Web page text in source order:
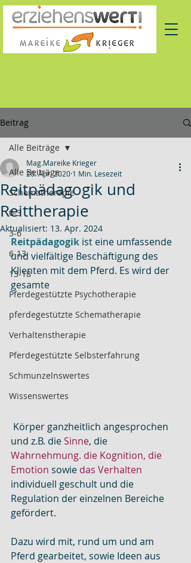
Beitrag
Alle Beiträge
Schematherapie
0-3
3-6
6-13
13-18
Pferdegestützte Psychotherapie
pferdegestützte Schematherapie
Verhaltenstherapie
Pferdegestützte Selbsterfahrung
Schmunzelnswertes
Wissenswertes
Alle Beiträge
Reitpädagogik und
Reittherapie
Mag.Mareike Krieger
20. Apr. 2020 1 Min. Lesezeit
Aktualisiert: 13. Apr. 2024
Reitpädagogik ist eine umfassende
und vielfältige Beschäftigung des
Klienten mit dem Pferd. Es wird der
gesamte
und z.B. die Sinne, die
Wahrnehmung. die Kognition, die
Emotion sowie das Verhalten
individuell geschult und die
Regulation der einzelnen Bereiche
gefördert.
Dazu wird mit, rund um und am
Pferd gearbeitet, sowie Ideen aus